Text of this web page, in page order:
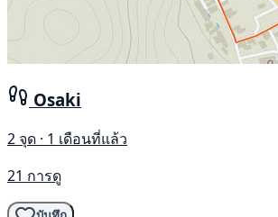
Osaki
2 จุด · 1 เดือนที่แล้ว
21 การดู